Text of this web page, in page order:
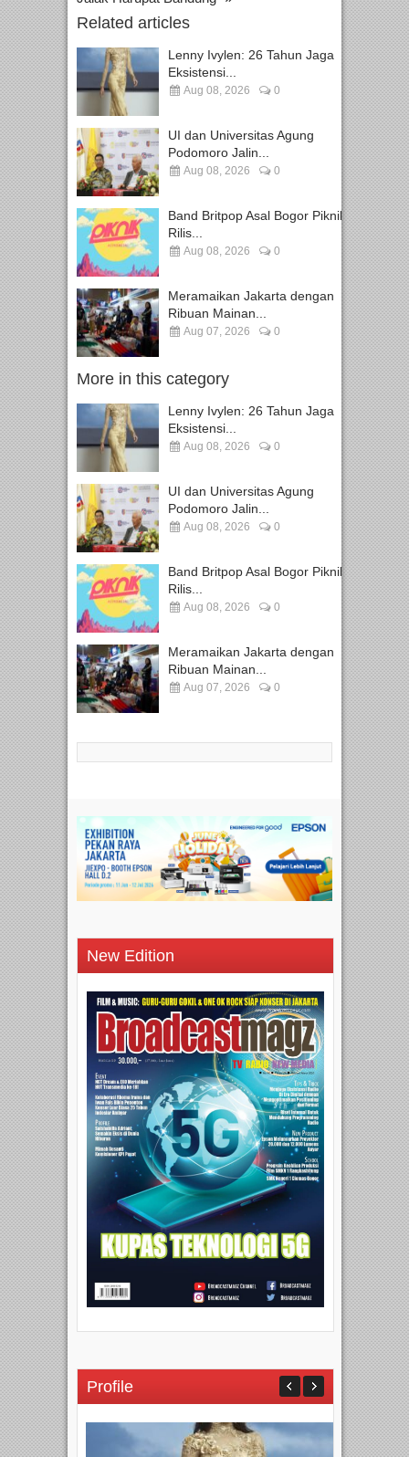
Related articles
Lenny Ivylen: 26 Tahun Jaga
Eksistensi...
Aug 08, 2026 0
UI dan Universitas Agung
Podomoro Jalin...
Aug 08, 2026 0
Band Britpop Asal Bogor Piknik
Rilis...
Aug 08, 2026 0
Meramaikan Jakarta dengan
Ribuan Mainan...
Aug 07, 2026 0
More in this category
Lenny Ivylen: 26 Tahun Jaga
Eksistensi...
Aug 08, 2026 0
UI dan Universitas Agung
Podomoro Jalin...
Aug 08, 2026 0
Band Britpop Asal Bogor Piknik
Rilis...
Aug 08, 2026 0
Meramaikan Jakarta dengan
Ribuan Mainan...
Aug 07, 2026 0
New Edition
Profile